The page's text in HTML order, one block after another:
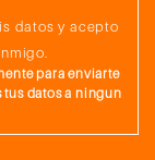
datos y acepto
para enviarte
tus datos a ningun